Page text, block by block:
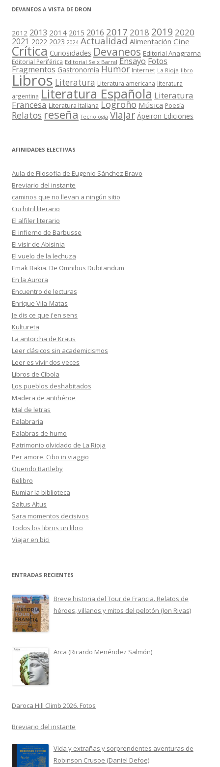
DEVANEOS A VISTA DE DRON
2012 2013 2014 2015 2016 2017 2018 2019 2020
2021 2022 2023 2024 Actualidad Alimentación Cine
Crítica Curiosidades Devaneos Editorial Anagrama
Editorial Periférica Editorial Seix Barral Ensayo Fotos
Fragmentos Gastronomía Humor Internet La Rioja libro
Libros Literatura Literatura americana literatura
argentina Literatura Española Literatura
Francesa Literatura Italiana Logroño Música Poesía
Relatos reseña Tecnología Viajar Ápeiron Ediciones
AFINIDADES ELECTIVAS
Aula de Filosofía de Eugenio Sánchez Bravo
Breviario del instante
caminos que no llevan a ningún sitio
Cuchitril literario
El alfiler literario
El infierno de Barbusse
El visir de Abisinia
El vuelo de la lechuza
Emak Bakia. De Omnibus Dubitandum
En la Aurora
Encuentro de lecturas
Enrique Vila-Matas
Je dis ce que j'en sens
Kultureta
La antorcha de Kraus
Leer clásicos sin academicismos
Leer es vivir dos veces
Libros de Cíbola
Los pueblos deshabitados
Madera de antihéroe
Mal de letras
Palabraria
Palabras de humo
Patrimonio olvidado de La Rioja
Per amore. Cibo in viaggio
Querido Bartleby
Relibro
Rumiar la biblioteca
Saltus Altus
Sara momentos decisivos
Todos los libros un libro
Viajar en bici
ENTRADAS RECIENTES
Breve historia del Tour de Francia. Relatos de
héroes, villanos y mitos del pelotón (Jon Rivas)
Arca (Ricardo Menéndez Salmón)
Daroca Hill Climb 2026. Fotos
Breviario del instante
Vida y extrañas y sorprendentes aventuras de
Robinson Crusoe (Daniel Defoe)